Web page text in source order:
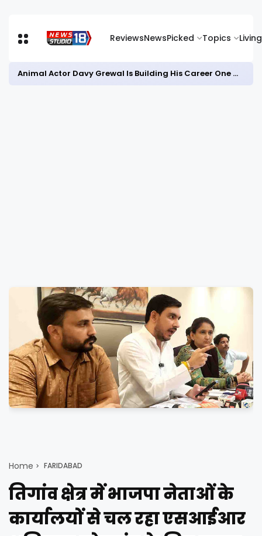
ReviewsNewsPicked Topics Living
Animal Actor Davy Grewal Is Building His Career One Role at a Time- from Courtrooms to Cinema
Home FARIDABAD
तिगांव क्षेत्र में भाजपा नेताओं के
कार्यालयों से चल रहा एसआईआर